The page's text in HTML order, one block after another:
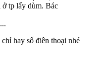
tp lấy dùm. Bác
hay số điên thoại nhé